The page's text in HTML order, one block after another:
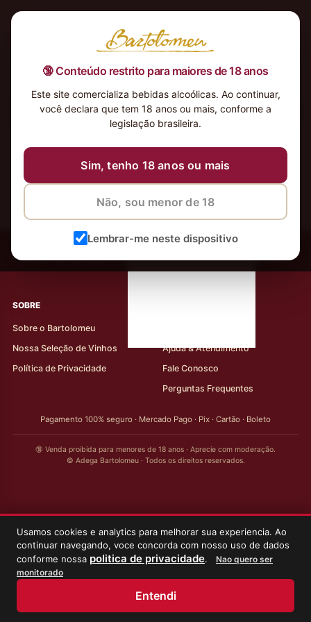
🔞 Conteúdo restrito para maiores de 18 anos
Este site comercializa bebidas alcoólicas. Ao continuar,
você declara que tem 18 anos ou mais, conforme a
legislação brasileira.
Sim, tenho 18 anos ou mais
Não, sou menor de 18
Lembrar-me neste dispositivo
Nenhum produto foi encontrado para a sua seleção.
Usamos cookies e analytics para melhorar sua experiencia. Ao
continuar navegando, voce concorda com nosso uso de dados
conforme nossa politica de privacidade.
Nao quero ser
monitorado
Entendi
‹ Meus Vinhos
Mais de 80.000 clientes apaixonados por nossos
rótulos
SOBRE
Sobre o Bartolomeu
Nossa Seleção de Vinhos
Política de Privacidade
Ajuda & Atendimento
Fale Conosco
Perguntas Frequentes
Pagamento 100% seguro · Mercado Pago · Pix · Cartão · Boleto
🔞 Venda proibida para menores de 18 anos · Aprecie com moderação.
© Adega Bartolomeu · Todos os direitos reservados.